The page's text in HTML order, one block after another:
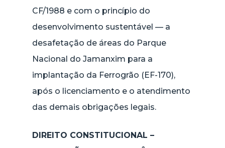
CF/1988 e com o princípio do
desenvolvimento sustentável — a
desafetação de áreas do Parque
Nacional do Jamanxim para a
implantação da Ferrogrão (EF-170),
após o licenciamento e o atendimento
das demais obrigações legais.
DIREITO CONSTITUCIONAL –